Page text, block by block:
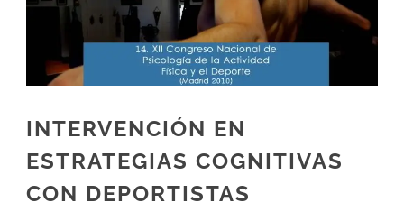
INTERVENCIÓN EN
ESTRATEGIAS COGNITIVAS
CON DEPORTISTAS